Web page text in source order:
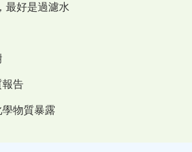
最好是過濾水
報告
物質暴露